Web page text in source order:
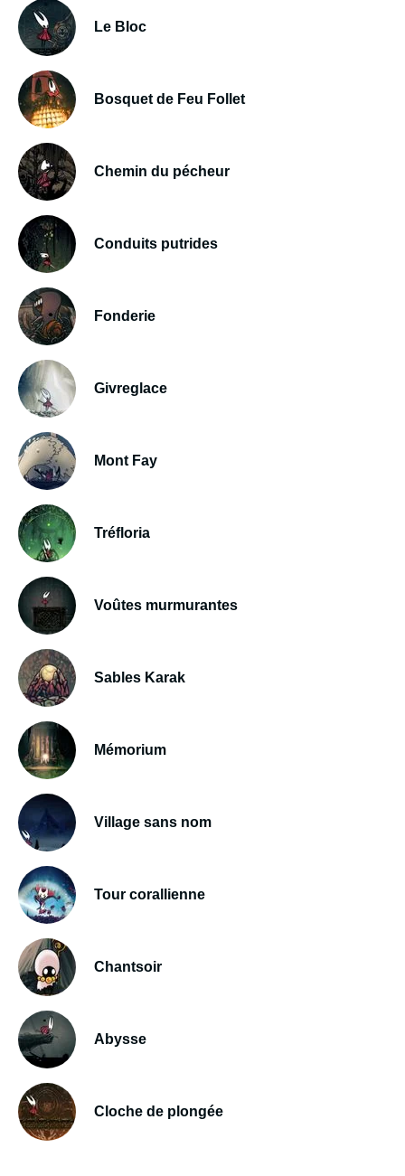
Le Bloc
Bosquet de Feu Follet
Chemin du pécheur
Conduits putrides
Fonderie
Givreglace
Mont Fay
Tréfloria
Voûtes murmurantes
Sables Karak
Mémorium
Village sans nom
Tour corallienne
Chantsoir
Abysse
Cloche de plongée